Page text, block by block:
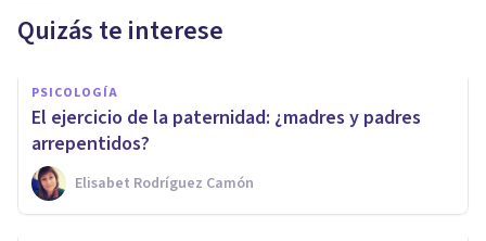
Quizás te interese
PSICOLOGÍA
El ejercicio de la paternidad: ¿madres y padres
arrepentidos?
Elisabet Rodríguez Camón